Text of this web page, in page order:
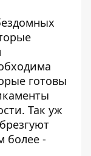
готовы
Так уж
более -